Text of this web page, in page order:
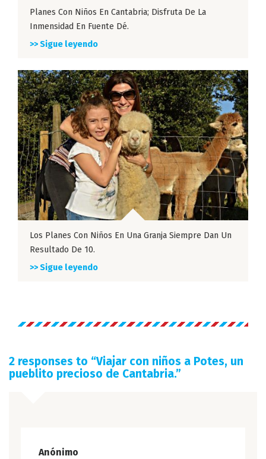
Planes Con Niños En Cantabria; Disfruta De La
Inmensidad En Fuente Dé.
>> Sigue leyendo
Los Planes Con Niños En Una Granja Siempre Dan Un
Resultado De 10.
>> Sigue leyendo
2 responses to “Viajar con niños a Potes, un
pueblito precioso de Cantabria.”
Anónimo